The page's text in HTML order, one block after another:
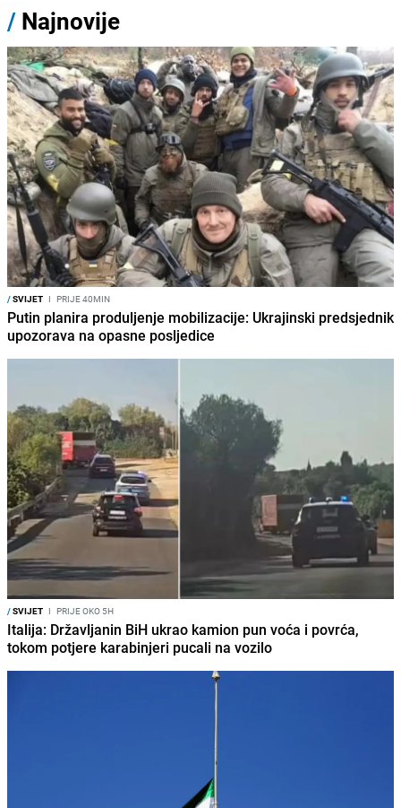
/ Najnovije
/SVIJET I PRIJE 40MIN
Putin planira produljenje mobilizacije: Ukrajinski predsjednik
upozorava na opasne posljedice
/SVIJET I PRIJE OKO 5H
Italija: Državljanin BiH ukrao kamion pun voća i povrća,
tokom potjere karabinjeri pucali na vozilo